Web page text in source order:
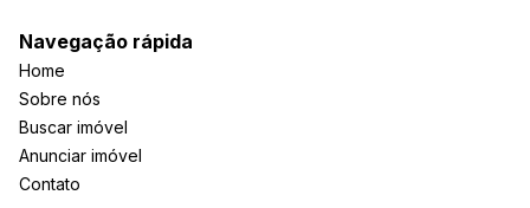
Navegação rápida
Home
Sobre nós
Buscar imóvel
Anunciar imóvel
Contato